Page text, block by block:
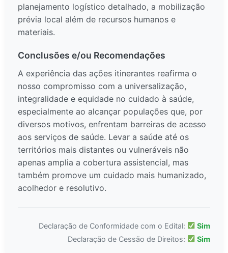
planejamento logístico detalhado, a mobilização
prévia local além de recursos humanos e
materiais.
Conclusões e/ou Recomendações
A experiência das ações itinerantes reafirma o
nosso compromisso com a universalização,
integralidade e equidade no cuidado à saúde,
especialmente ao alcançar populações que, por
diversos motivos, enfrentam barreiras de acesso
aos serviços de saúde. Levar a saúde até os
territórios mais distantes ou vulneráveis não
apenas amplia a cobertura assistencial, mas
também promove um cuidado mais humanizado,
acolhedor e resolutivo.
Declaração de Conformidade com o Edital:
Sim
Declaração de Cessão de Direitos:
Sim